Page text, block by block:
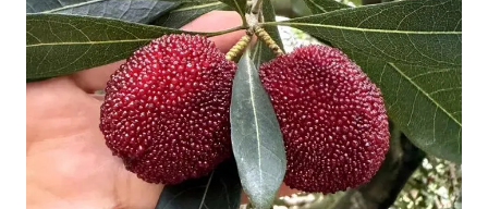
浙江海域将现5到8米巨浪到狂浪
辽宁省深化扫黑除恶专项斗争
谢霆锋演唱会隔空祝王菲生日快乐
河南警方公开征集黑恶犯罪线索
WTT横滨冠军赛女单四强国乒占三席